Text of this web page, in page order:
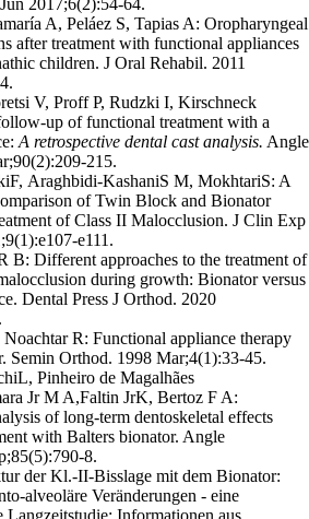
2017;6(2):54-64.
A, Peláez S, Tapias A: Oropharyngeal
after treatment with functional appliances
children. J Oral Rehabil. 2011
V, Proff P, Rudzki I, Kirschneck
up of functional treatment with a
A retrospective dental cast analysis. Angle
215.
Araghbidi-KashaniS M, MokhtariS: A
of Twin Block and Bionator
of Class II Malocclusion. J Clin Exp
e111.
B: Different approaches to the treatment of
during growth: Bionator versus
Dental Press J Orthod. 2020
R: Functional appliance therapy
Semin Orthod. 1998 Mar;4(1):33-45.
Pinheiro de Magalhães
Jr M A,Faltin JrK, Bertoz F A:
of long-term dentoskeletal effects
with Balters bionator. Angle
8.
der Kl.-II-Bisslage mit dem Bionator:
alveoläre Veränderungen - eine